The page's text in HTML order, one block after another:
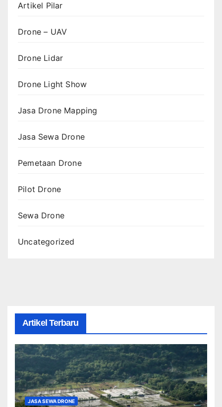
Artikel Pilar
Drone – UAV
Drone Lidar
Drone Light Show
Jasa Drone Mapping
Jasa Sewa Drone
Pemetaan Drone
Pilot Drone
Sewa Drone
Uncategorized
Artikel Terbaru
JASA SEWA DRONE